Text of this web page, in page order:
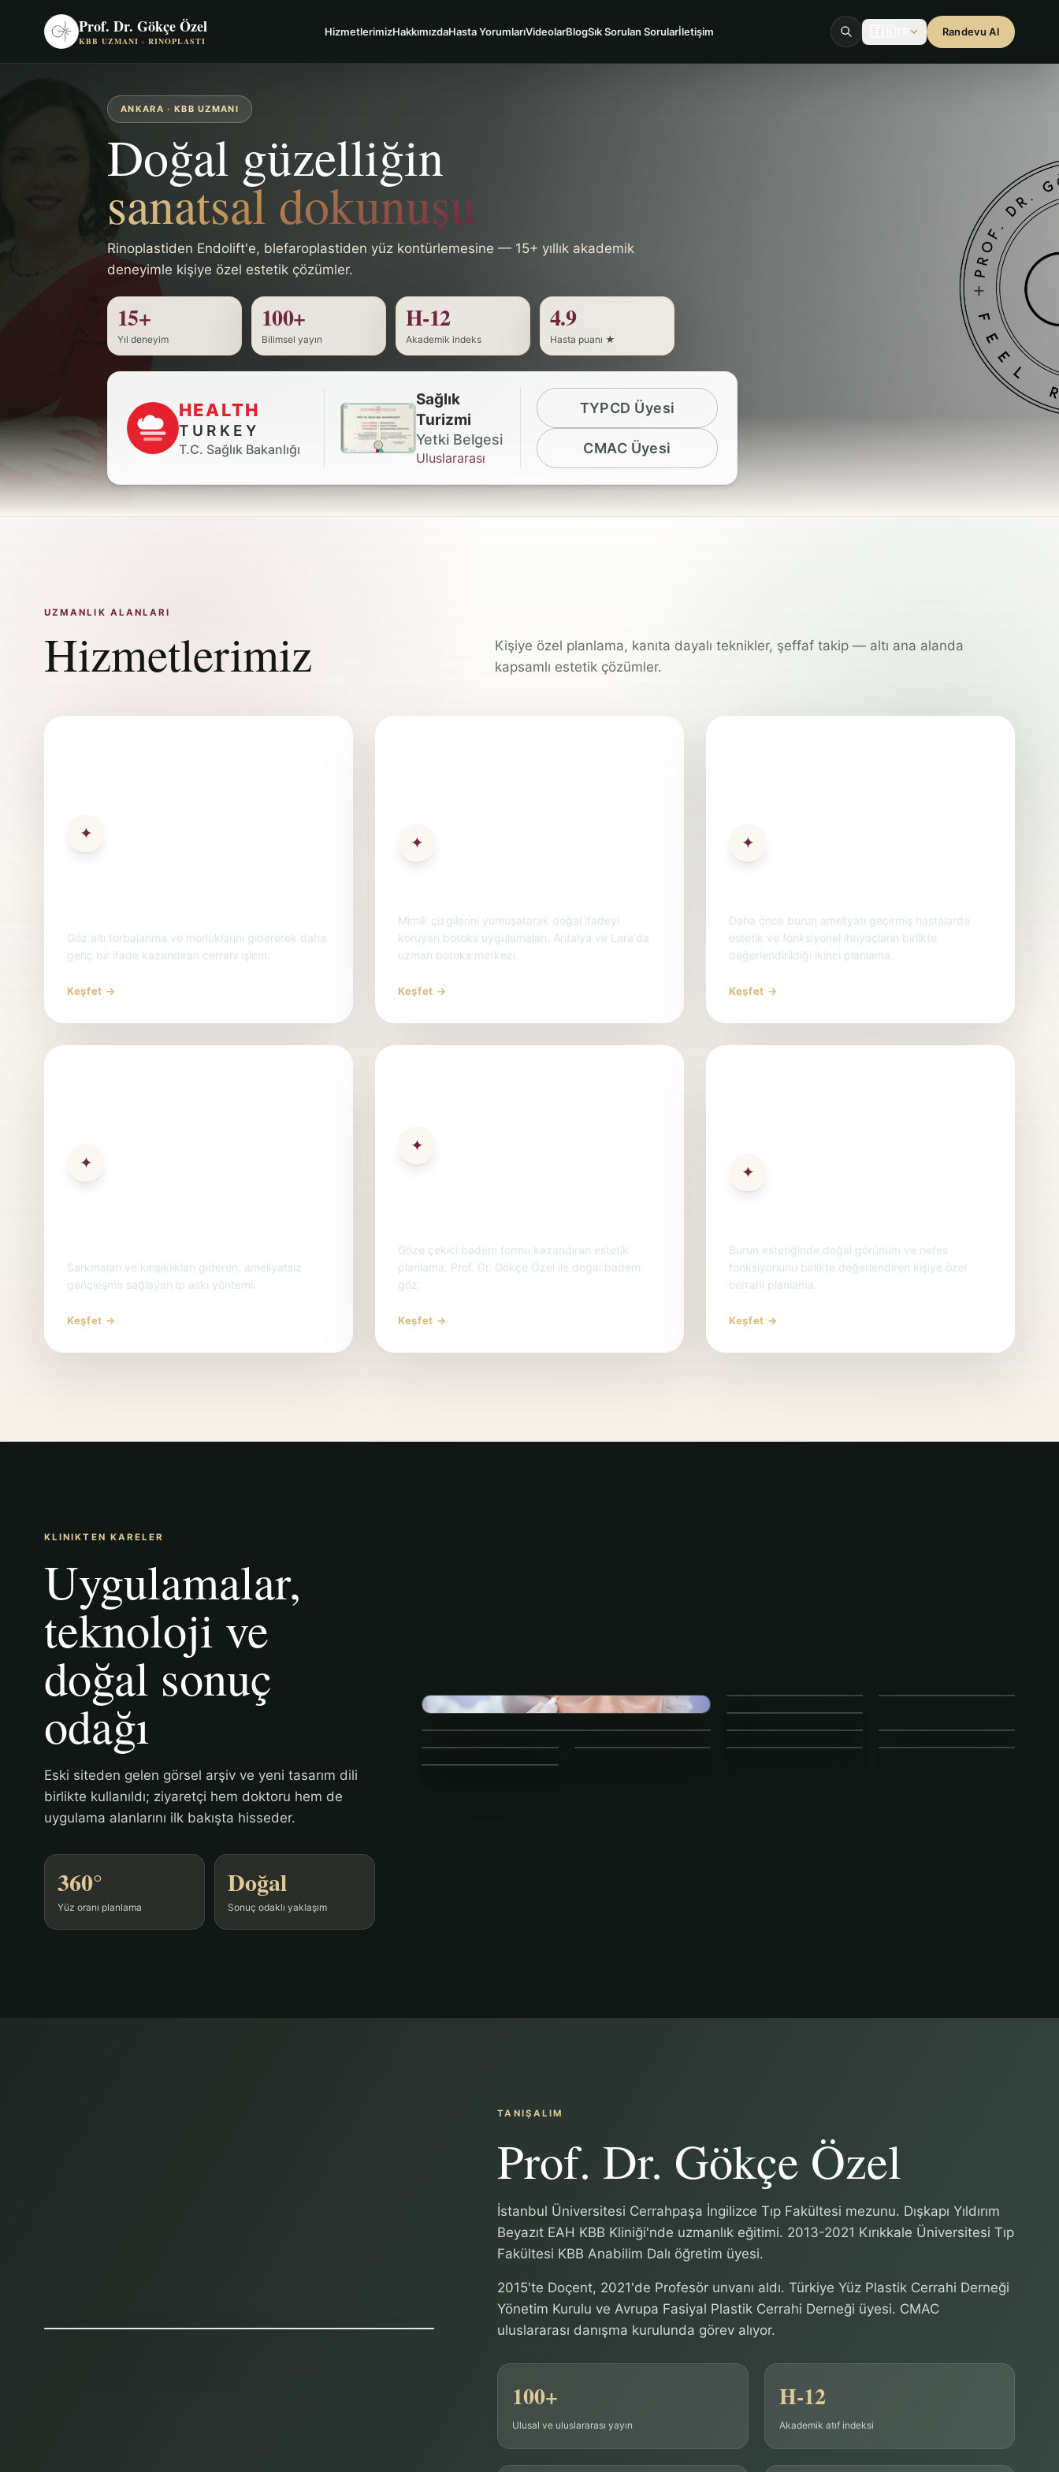
Prof. Dr. Gökçe Özel
KBB UZMANI · RINOPLASTI
HizmetlerimizHakkımızdaHasta YorumlarıVideolarBlogSık Sorulan Sorularİletişim Randevu Al
ANKARA · KBB UZMANI
Doğal güzelliğin
sanatsal dokunuşu
Rinoplastiden Endolift'e, blefaroplastiden yüz kontürlemesine — 15+ yıllık akademik
deneyimle kişiye özel estetik çözümler.
15+
Yıl deneyim
100+
Bilimsel yayın
H-12
Akademik indeks
4.9
Hasta puanı ★
HEALTH
TURKEY
T.C. Sağlık Bakanlığı
Sağlık
Turizmi
Yetki Belgesi
Uluslararası
TYPCD Üyesi
CMAC Üyesi
UZMANLIK ALANLARI
Hizmetlerimiz
Kişiye özel planlama, kanıta dayalı teknikler, şeffaf takip — altı ana alanda
kapsamlı estetik çözümler.
✦
Göz altı torbalanma ve morluklarını gidererek daha
genç bir ifade kazandıran cerrahi işlem.
Keşfet →
✦
Mimik çizgilerini yumuşatarak doğal ifadeyi
koruyan botoks uygulamaları. Antalya ve Lara'da
uzman botoks merkezi.
Keşfet →
✦
Daha önce burun ameliyatı geçirmiş hastalarda
estetik ve fonksiyonel ihtiyaçların birlikte
değerlendirildiği ikinci planlama.
Keşfet →
✦
Sarkmaları ve kırışıklıkları gideren, ameliyatsız
gençleşme sağlayan ip askı yöntemi.
Keşfet →
✦
Göze çekici badem formu kazandıran estetik
planlama. Prof. Dr. Gökçe Özel ile doğal badem
göz.
Keşfet →
✦
Burun estetiğinde doğal görünüm ve nefes
fonksiyonunu birlikte değerlendiren kişiye özel
cerrahi planlama.
Keşfet →
KLINIKTEN KARELER
Uygulamalar,
teknoloji ve
doğal sonuç
odağı
Eski siteden gelen görsel arşiv ve yeni tasarım dili
birlikte kullanıldı; ziyaretçi hem doktoru hem de
uygulama alanlarını ilk bakışta hisseder.
360°
Yüz oranı planlama
Doğal
Sonuç odaklı yaklaşım
TANIŞALIM
Prof. Dr. Gökçe Özel
İstanbul Üniversitesi Cerrahpaşa İngilizce Tıp Fakültesi mezunu. Dışkapı Yıldırım
Beyazıt EAH KBB Kliniği'nde uzmanlık eğitimi. 2013-2021 Kırıkkale Üniversitesi Tıp
Fakültesi KBB Anabilim Dalı öğretim üyesi.
2015'te Doçent, 2021'de Profesör unvanı aldı. Türkiye Yüz Plastik Cerrahi Derneği
Yönetim Kurulu ve Avrupa Fasiyal Plastik Cerrahi Derneği üyesi. CMAC
uluslararası danışma kurulunda görev alıyor.
100+
Ulusal ve uluslararası yayın
H-12
Akademik atıf indeksi